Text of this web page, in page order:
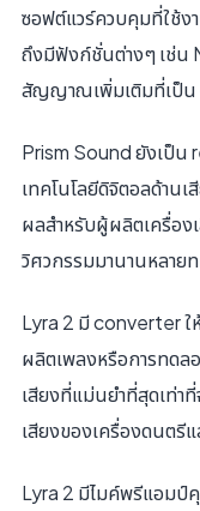
ซอฟต์แวร์ควบคุมที่ใช้งา
ถึงมีฟังก์ชั่นต่างๆ เช่น
สัญญาณเพิ่มเติมที่เป็น
Prism Sound ยังเป็
เทคโนโลยีดิจิตอลด้าน
ผลสําหรับผู้ผลิตเครื่อง
วิศวกรรมมานานหลาย
Lyra 2 มี converter ให้
ผลิตเพลงหรือการทดล
เสียงที่แม่นยําที่สุดเท่าที่
เสียงของเครื่องดนตรี
Lyra 2 มีไมค์พรีแอมป์